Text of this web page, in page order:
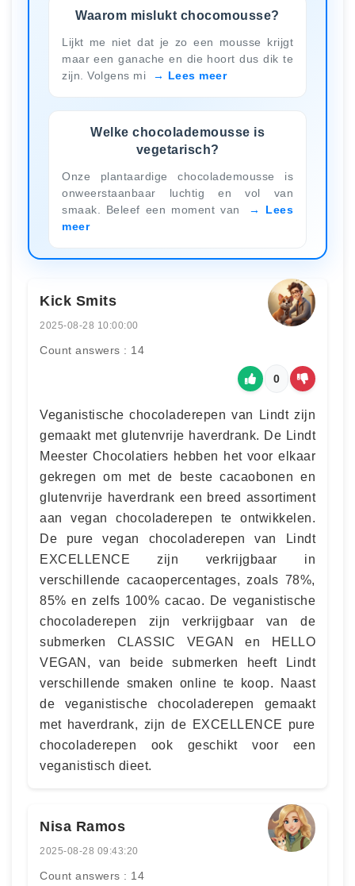
Waarom mislukt chocomousse?
Lijkt me niet dat je zo een mousse krijgt
maar een ganache en die hoort dus dik te
zijn. Volgens mi
Lees meer
Welke chocolademousse is
vegetarisch?
Onze plantaardige chocolademousse is
onweerstaanbaar luchtig en vol van
smaak. Beleef een moment van
Lees
meer
Kick Smits
2025-08-28 10:00:00
Count answers : 14
0
Veganistische chocoladerepen van Lindt zijn
gemaakt met glutenvrije haverdrank. De Lindt
Meester Chocolatiers hebben het voor elkaar
gekregen om met de beste cacaobonen en
glutenvrije haverdrank een breed assortiment
aan vegan chocoladerepen te ontwikkelen.
De pure vegan chocoladerepen van Lindt
EXCELLENCE zijn verkrijgbaar in
verschillende cacaopercentages, zoals 78%,
85% en zelfs 100% cacao. De veganistische
chocoladerepen zijn verkrijgbaar van de
submerken CLASSIC VEGAN en HELLO
VEGAN, van beide submerken heeft Lindt
verschillende smaken online te koop. Naast
de veganistische chocoladerepen gemaakt
met haverdrank, zijn de EXCELLENCE pure
chocoladerepen ook geschikt voor een
veganistisch dieet.
Nisa Ramos
2025-08-28 09:43:20
Count answers : 14